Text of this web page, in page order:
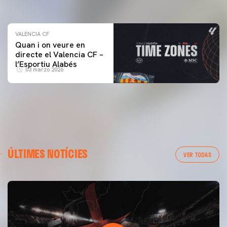
VALENCIA CF
Quan i on veure en
directe el Valencia CF –
l’Esportiu Alabés
03 marzo 2026
ÚLTIMES NOTÍCIES VER TODAS